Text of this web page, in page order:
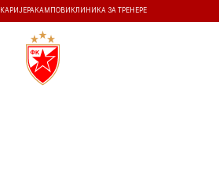
КАРИЈЕРА КАМПОВИ КЛИНИКА ЗА ТРЕНЕРЕ